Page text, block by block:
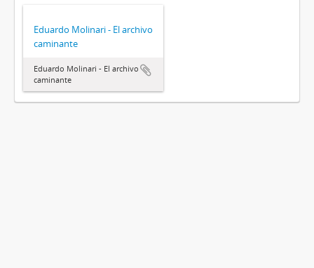
Eduardo Molinari - El archivo
caminante
Eduardo Molinari - El archivo
caminante